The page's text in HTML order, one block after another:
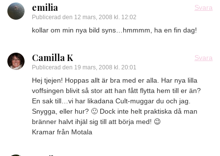
emilia
Publicerad den 12 mars, 2008 kl. 12:02
Svara
kollar om min nya bild syns…hmmmm, ha en fin dag!
Camilla K
Publicerad den 19 mars, 2008 kl. 20:01
Svara
Hej tjejen! Hoppas allt är bra med er alla. Har nya lilla
voffsingen blivit så stor att han fått flytta hem till er än?
En sak till…vi har likadana Cult-muggar du och jag.
Snygga, eller hur? 🙂 Dock inte helt praktiska då man
bränner halvt ihjäl sig till att börja med! 😉
Kramar från Motala